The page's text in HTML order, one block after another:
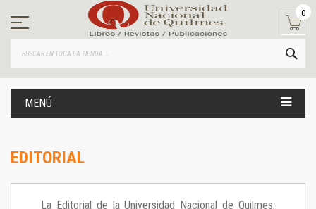
contenido
0
MENÚ
EDITORIAL
La Editorial de la Universidad Nacional de Quilmes,